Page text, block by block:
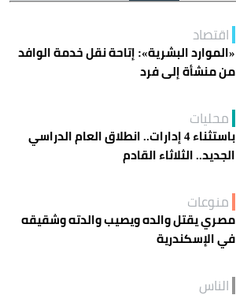
اقتصاد
«الموارد البشرية»: إتاحة نقل خدمة الوافد
من منشأة إلى فرد
محليات
باستثناء 4 إدارات.. انطلاق العام الدراسي
الجديد.. الثلاثاء القادم
منوعات
مصري يقتل والده ويصيب والدته وشقيقه
في الإسكندرية
الناس